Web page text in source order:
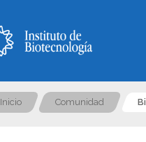
Inicio Comunidad